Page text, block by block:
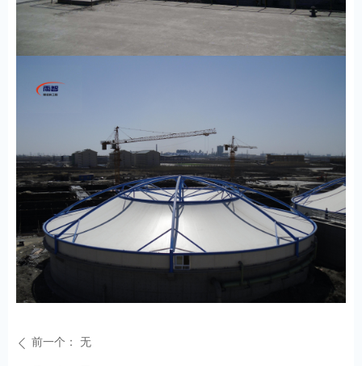
ꄴ 前一个： 无